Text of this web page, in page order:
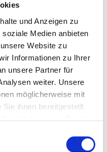
und Anzeigen zu
Medien anbieten
Website zu
Informationen zu Ihrer
unsere Partner für
weiter. Unsere
möglicherweise mit
ihnen bereitgestellt